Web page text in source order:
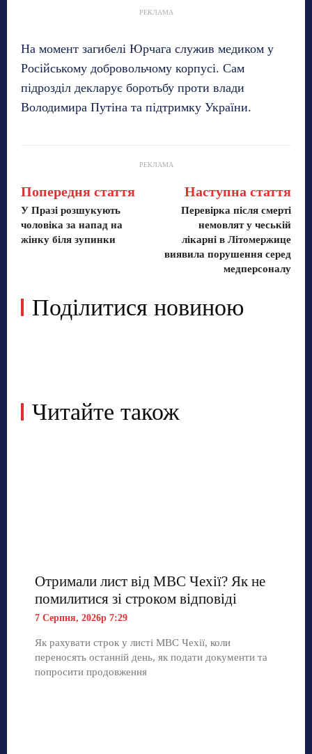
РЕКЛАМА
На момент загибелі Юрчага служив медиком у
Російському добровольчому корпусі. Сам
підрозділ декларує боротьбу проти влади
Володимира Путіна та підтримку України.
РЕКЛАМА
Попередня стаття
У Празі розшукують
чоловіка за напад на
жінку біля зупинки
Наступна стаття
Перевірка після смерті
немовлят у чеській
лікарні в Літомержице
виявила порушення серед
медперсоналу
Поділитися новиною
Читайте також
Отримали лист від МВС Чехії? Як не
помилитися зі строком відповіді
7 Серпня, 2026р 7:29
Як рахувати строк у листі МВС Чехії, коли
переносять останній день, як подати документи та
попросити продовження